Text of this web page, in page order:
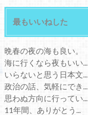
最もいいねした
晩春の夜の海も良い。
海に行くなら夜もいい...
いらないと思う日本文...
政治の話、気軽にでき...
思わぬ方向に行ってい...
11年間、ありがとう...